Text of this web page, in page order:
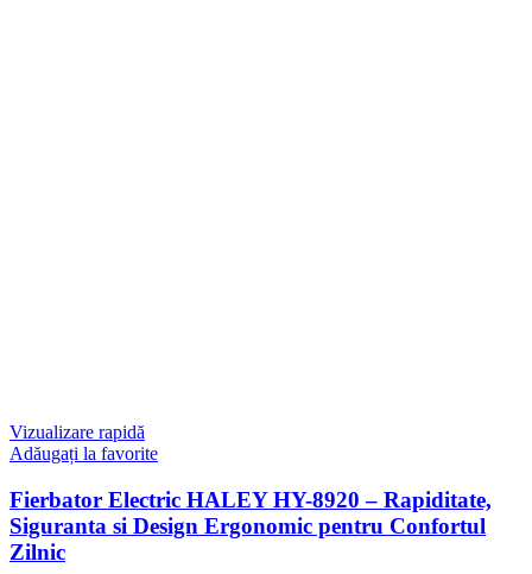
Vizualizare rapidă
Adăugați la favorite
Fierbator Electric HALEY HY-8920 – Rapiditate,
Siguranta si Design Ergonomic pentru Confortul
Zilnic